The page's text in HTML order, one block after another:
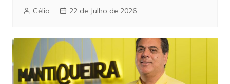
Célio 22 de Julho de 2026